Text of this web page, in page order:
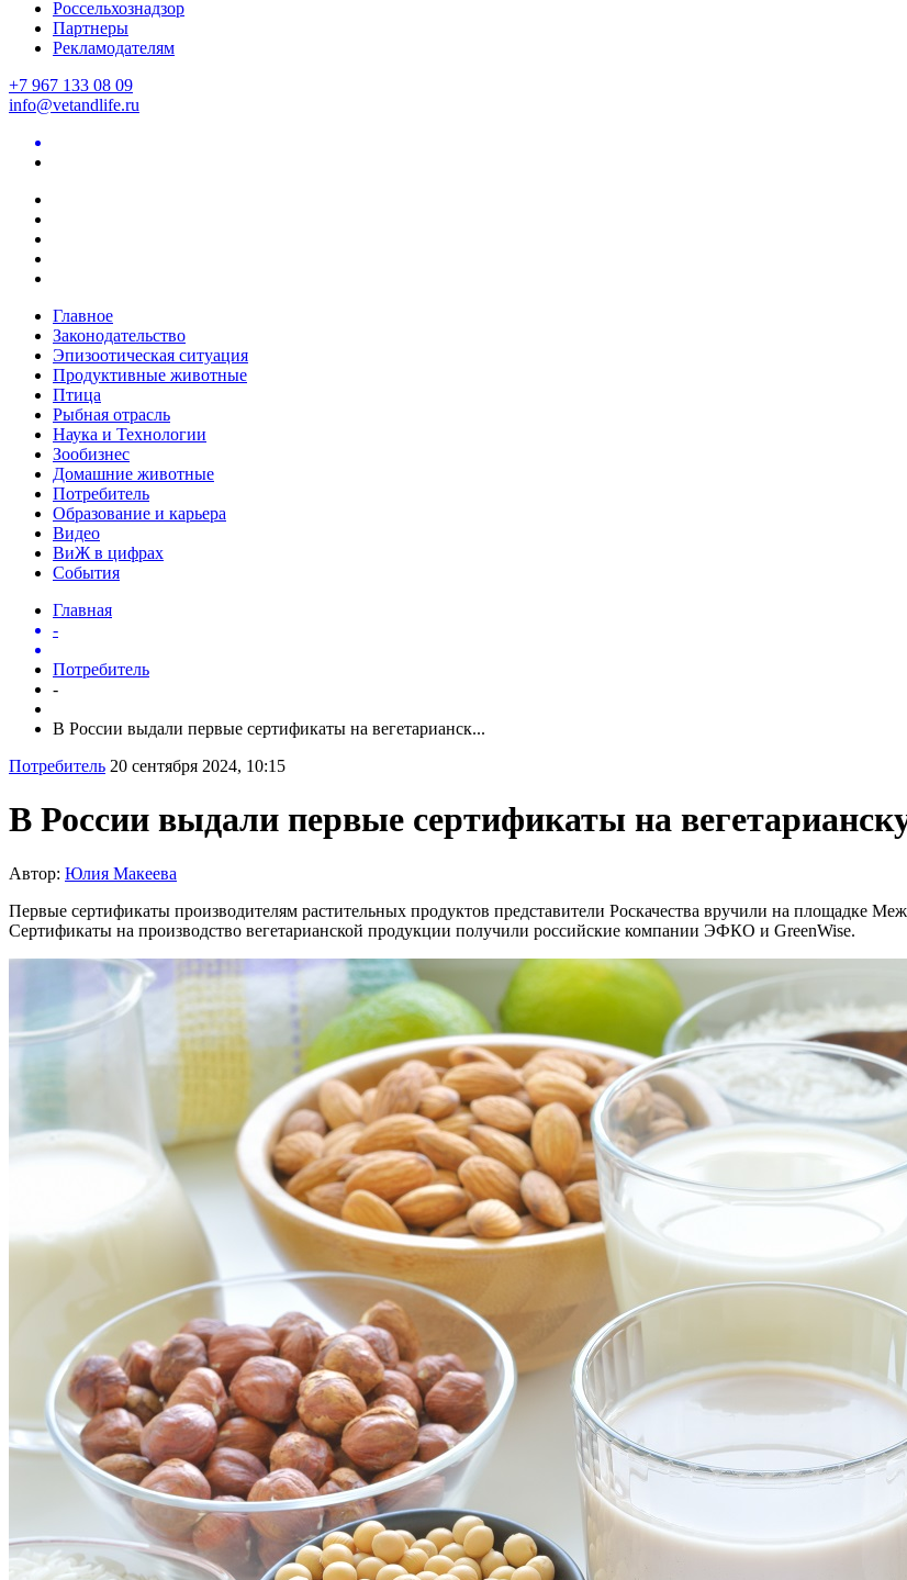
Россельхознадзор
Партнеры
Рекламодателям
+7 967 133 08 09
info@vetandlife.ru
Главное
Законодательство
Эпизоотическая ситуация
Продуктивные животные
Птица
Рыбная отрасль
Наука и Технологии
Зообизнес
Домашние животные
Потребитель
Образование и карьера
Видео
ВиЖ в цифрах
События
Главная
-
Потребитель
-
В России выдали первые сертификаты на вегетарианск...
Потребитель 20 сентября 2024, 10:15
В России выдали первые сертификаты на
Автор: Юлия Макеева
Первые сертификаты производителям растительных продуктов представители Роскачества вручили на площадке
Сертификаты на производство вегетарианской продукции получили российские компании ЭФКО и GreenWise.